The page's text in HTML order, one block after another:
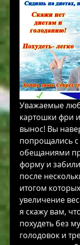
Уважаемые
картошки фри
вынос! Вы
попрощались
обещаниями
форму и
после
итогом
увеличение
я скажу вам,
похудеть без
голодовок и